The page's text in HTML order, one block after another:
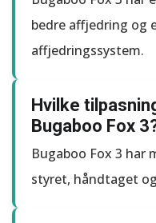
bedre affjedring og
affjedringssystem.
Hvilke
Bugaboo Fox
Bugaboo Fox 3 har
styret, håndtaget